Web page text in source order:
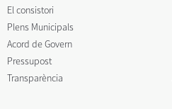
El consistori
Plens Municipals
Acord de Govern
Pressupost
Transparència